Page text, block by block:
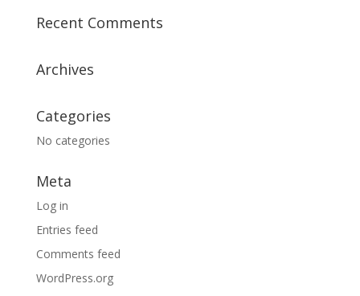
Recent Comments
Archives
Categories
No categories
Meta
Log in
Entries feed
Comments feed
WordPress.org